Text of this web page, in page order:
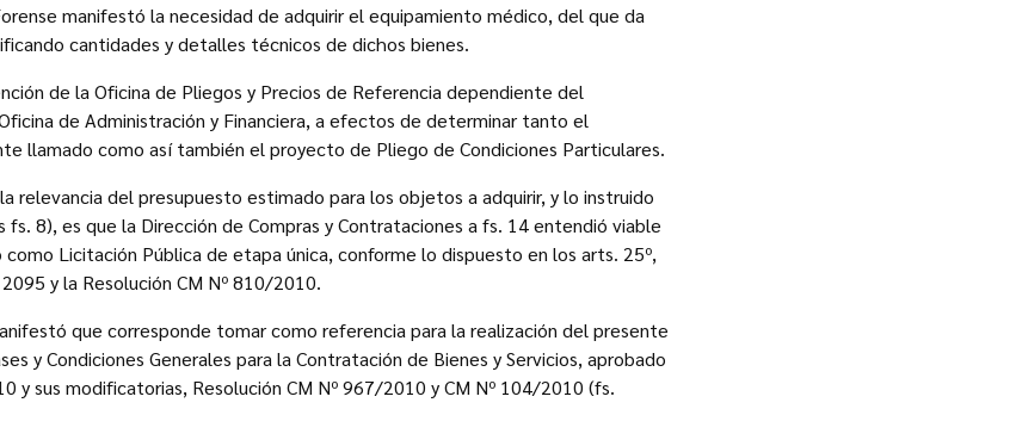
manifestó la necesidad de adquirir el equipamiento médico, del que da
cantidades y detalles técnicos de dichos bienes.
de la Oficina de Pliegos y Precios de Referencia dependiente del
de Administración y Financiera, a efectos de determinar tanto el
llamado como así también el proyecto de Pliego de Condiciones Particulares.
relevancia del presupuesto estimado para los objetos a adquirir, y lo instruido
fs. 8), es que la Dirección de Compras y Contrataciones a fs. 14 entendió viable
Licitación Pública de etapa única, conforme lo dispuesto en los arts. 25º,
y la Resolución CM Nº 810/2010.
que corresponde tomar como referencia para la realización del presente
y Condiciones Generales para la Contratación de Bienes y Servicios, aprobado
y sus modificatorias, Resolución CM Nº 967/2010 y CM Nº 104/2010 (fs.